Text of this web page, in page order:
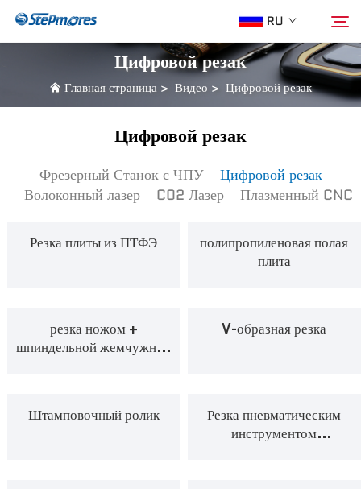
RU
Главная страница
Продукция
Гид
Видео
Цифровой резак
Главная страница > Видео > Цифровой резак
Цифровой резак
Фрезерный Станок с ЧПУ
Цифровой резак
Волоконный лазер
C02 Лазер Плазменный CNC
Резка плиты из ПТФЭ
полипропиленовая полая
плита
резка ножом +
шпиндельной жемчужной
V-образная резка
Штамповочный ролик
Резка пневматическим
инструментом